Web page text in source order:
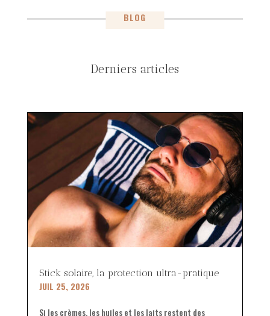
BLOG
Derniers articles
Stick solaire, la protection ultra-pratique
JUIL 25, 2026
Si les crèmes, les huiles et les laits restent des